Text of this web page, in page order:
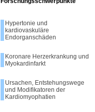
Hypertonie und
kardiovaskuläre
Endorganschäden
Koronare Herzerkrankung und
Myokardinfarkt
Ursachen, Entstehungswege
und Modifikatoren der
Kardiomyophatien